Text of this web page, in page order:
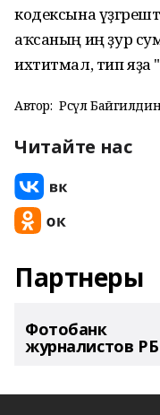
кодексына
аҡсаның иң ҙур
ихтитмал, тип яҙа
Автор: Рәсүл
Читайте нас
Партнеры
Фотобанк
журналистов РБ